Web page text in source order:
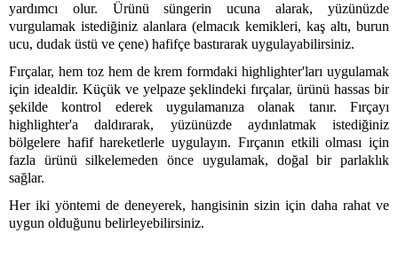
yardımcı olur. Ürünü süngerin ucuna alarak, yüzünüzde
vurgulamak istediğiniz alanlara (elmacık kemikleri, kaş altı, burun
ucu, dudak üstü ve çene) hafifçe bastırarak uygulayabilirsiniz.
Fırçalar, hem toz hem de krem formdaki highlighter'ları uygulamak
için idealdir. Küçük ve yelpaze şeklindeki fırçalar, ürünü hassas bir
şekilde kontrol ederek uygulamanıza olanak tanır. Fırçayı
highlighter'a daldırarak, yüzünüzde aydınlatmak istediğiniz
bölgelere hafif hareketlerle uygulayın. Fırçanın etkili olması için
fazla ürünü silkelemeden önce uygulamak, doğal bir parlaklık
sağlar.
Her iki yöntemi de deneyerek, hangisinin sizin için daha rahat ve
uygun olduğunu belirleyebilirsiniz.